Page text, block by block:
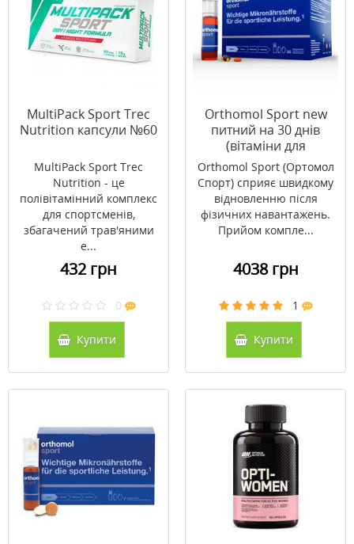
MultiPack Sport Trec
Nutrition капсули №60
MultiPack Sport Trec
Nutrition - це
полівітамінний комплекс
для спортсменів,
збагачений трав'яними
е...
432 грн
0
Купити
Orthomol Sport new
питний на 30 днів
(вітаміни для
спортсменів)
Orthomol Sport (Ортомол
Спорт) сприяє швидкому
відновленню після
фізичних навантажень.
Прийом компле...
4038 грн
1
Купити